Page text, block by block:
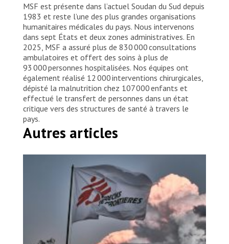
MSF est présente dans l’actuel Soudan du Sud depuis
1983 et reste l’une des plus grandes organisations
humanitaires médicales du pays. Nous intervenons
dans sept États et deux zones administratives. En
2025, MSF a assuré plus de 830 000 consultations
ambulatoires et offert des soins à plus de
93 000 personnes hospitalisées. Nos équipes ont
également réalisé 12 000 interventions chirurgicales,
dépisté la malnutrition chez 107 000 enfants et
effectué le transfert de personnes dans un état
critique vers des structures de santé à travers le
pays.
Autres articles